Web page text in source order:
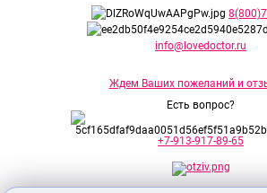
info@lovedoctor.ru
Ждем Ваших пожеланий и
Есть вопрос?
+7-913-917-89-65